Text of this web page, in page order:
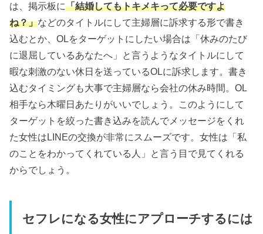
は、掲示板に「結婚してもトキメキって必要ですよ
ね？」などのタイトルにして主婦層に訴求する形で書き
込むとか、OLをターゲットにしたい場合は「休みのたび
に退屈しているあなたへ」と言うようなタイトルにして
暇な刺激のない休日を送っているOLに訴求します。書き
込むタイミングも大事で主婦層なら会社の休み時間。OL
相手なら木曜日あたりがいいでしょう。このようにして
ターゲットを絞った書き込みを読んでメッセージをくれ
た女性はLINEの交換が非常にスムーズです。女性は「私
のことをわかってくれている人」と言う目で見てくれる
からでしょう。
セフレになる女性にアプローチするには